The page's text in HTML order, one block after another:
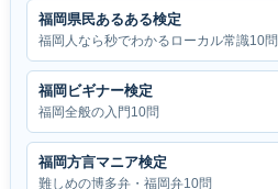
福岡県民あるある検定
福岡人なら秒でわかるローカル常識10問
福岡ビギナー検定
福岡全般の入門10問
福岡方言マニア検定
難しめの博多弁・福岡弁10問